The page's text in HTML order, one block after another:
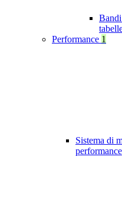
Performance 1
Sistema di
performance